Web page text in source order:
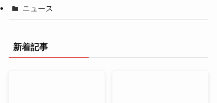
ニュース
新着記事